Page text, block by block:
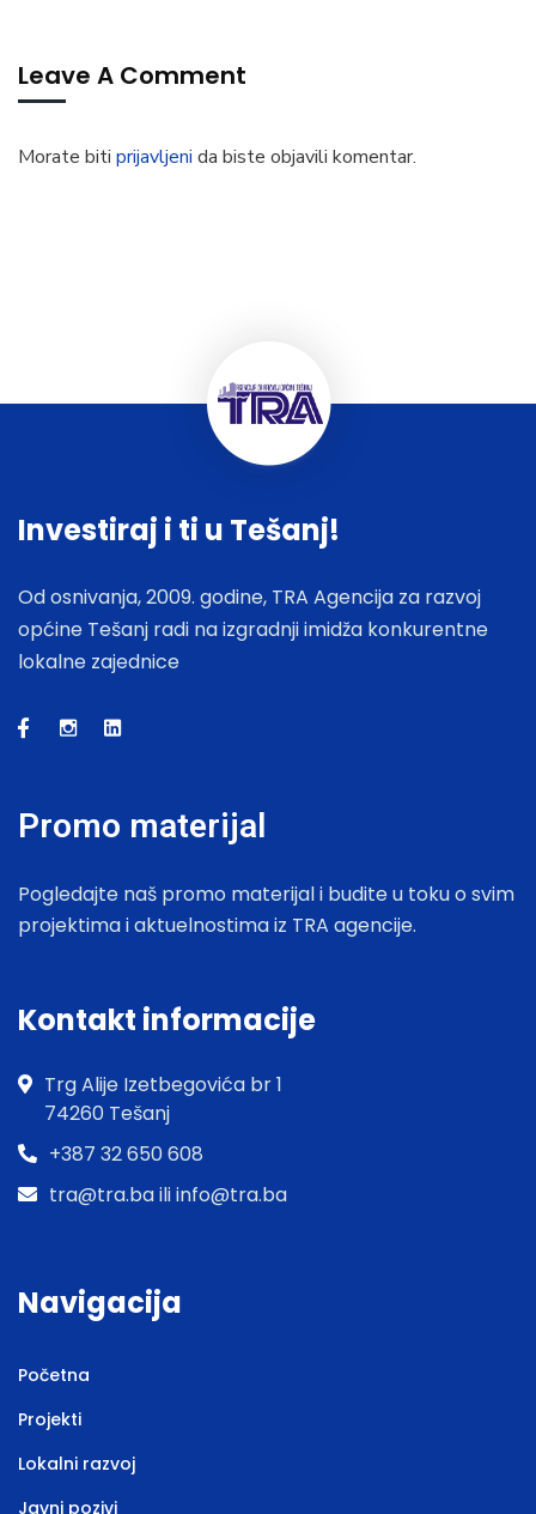
Leave A Comment
Morate biti prijavljeni da biste objavili komentar.
Investiraj i ti u Tešanj!
Od osnivanja, 2009. godine, TRA Agencija za razvoj
općine Tešanj radi na izgradnji imidža konkurentne
lokalne zajednice
Promo materijal
Pogledajte naš promo materijal i budite u toku o svim
projektima i aktuelnostima iz TRA agencije.
Kontakt informacije
Trg Alije Izetbegovića br 1
74260 Tešanj
+387 32 650 608
tra@tra.ba ili info@tra.ba
Navigacija
Početna
Projekti
Lokalni razvoj
Javni pozivi